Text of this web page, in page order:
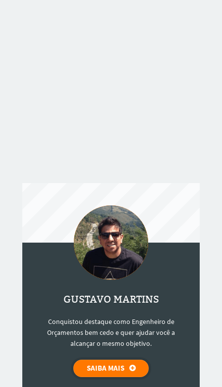
GUSTAVO MARTINS
Conquistou destaque como Engenheiro de
Orçamentos bem cedo e quer ajudar você a
alcançar o mesmo objetivo.
SAIBA MAIS